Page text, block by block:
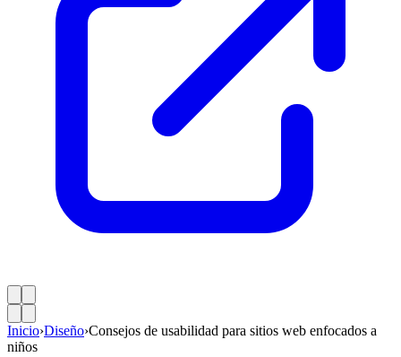
Inicio›Diseño›Consejos de usabilidad para sitios web enfocados a
niños